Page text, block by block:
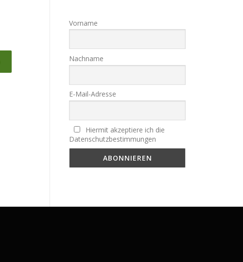
Vorname
Nachname
E-Mail-Adresse
Hiermit akzeptiere ich die
Datenschutzbestimmungen